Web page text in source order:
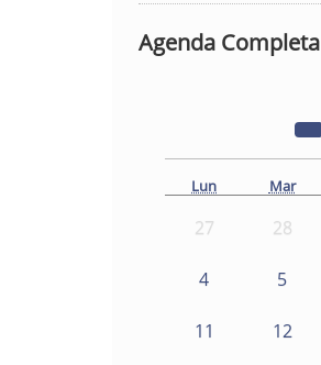
Agenda Completa
Lun Mar
27 28
4 5
11 12